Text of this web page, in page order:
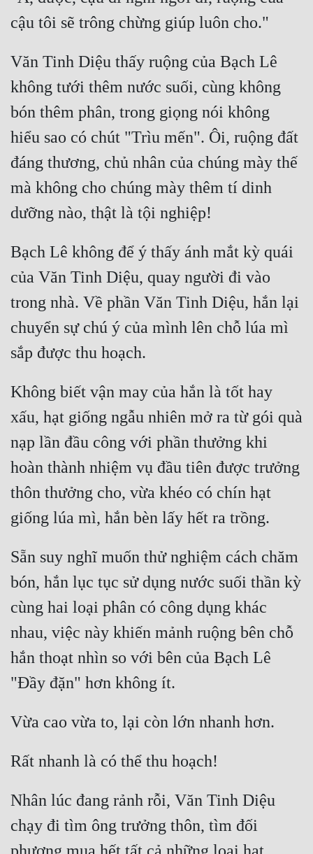
Đẹp
Đẹp Hiệp
Tính Cách Nhân Vật :
Cơ Trí
Điềm Đạm
Văn Tinh Diệu thấy ruộng của Bạch Lê
không tưới thêm nước suối, cùng không
bón thêm phân, trong giọng nói không
hiểu sao có chút "Trìu mến". Ôi, ruộng đất
đáng thương, chủ nhân của chúng mày thế
mà không cho chúng mày thêm tí dinh
Bạch Lê không để ý thấy ánh mắt kỳ quái
của Văn Tinh Diệu, quay người đi vào
trong nhà. Về phần Văn Tinh Diệu, hắn lại
chuyển sự chú ý của mình lên chỗ lúa mì
Không biết vận may của hắn là tốt hay
xấu, hạt giống ngẫu nhiên mở ra từ gói quà
nạp lần đầu công với phần thưởng khi
hoàn thành nhiệm vụ đầu tiên được trưởng
thôn thưởng cho, vừa khéo có chín hạt
Sẵn suy nghĩ muốn thử nghiệm cách chăm
bón, hắn lục tục sử dụng nước suối thần kỳ
cùng hai loại phân có công dụng khác
nhau, việc này khiến mảnh ruộng bên chỗ
hắn thoạt nhìn so với bên của Bạch Lê
Nhân lúc đang rảnh rỗi, Văn Tinh Diệu
chạy đi tìm ông trưởng thôn, tìm đối